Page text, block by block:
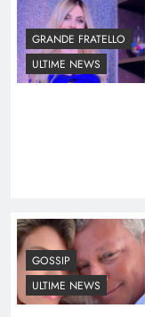
GRANDE FRATELLO
ULTIME NEWS
GOSSIP
ULTIME NEWS